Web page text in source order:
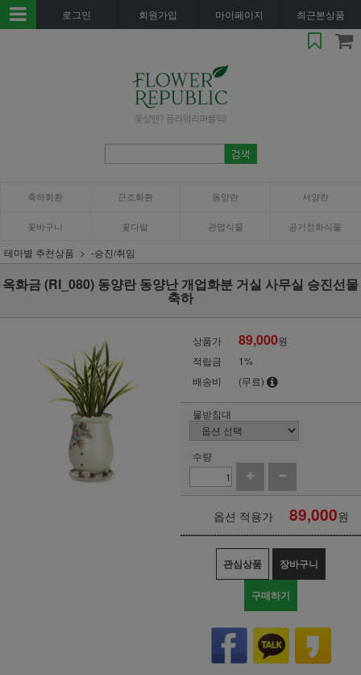
로그인 회원가입 마이페이지 최근본상품
축하화환 근조화환 동양란 서양란
꽃바구니 꽃다발 관엽식물 공기정화식물
테마별 추천상품 -승진/취임
옥화금 (RI_080) 동양란 동양난 개업화분 거실 사무실 승진선물
축하
상품가 89,000원
적립금
1%
배송비
(무료)
물받침대
수량
옵션 적용가 89,000원
관심상품 장바구니
구매하기